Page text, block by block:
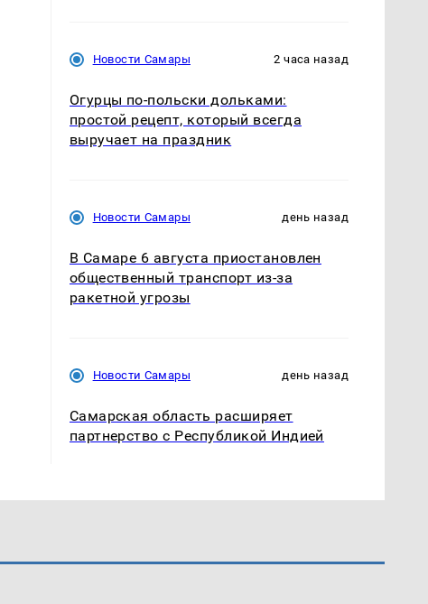
Новости Самары 2 часа назад
Огурцы по‑польски дольками:
простой рецепт, который всегда
выручает на праздник
Новости Самары день назад
В Самаре 6 августа приостановлен
общественный транспорт из-за
ракетной угрозы
Новости Самары день назад
Самарская область расширяет
партнерство с Республикой Индией